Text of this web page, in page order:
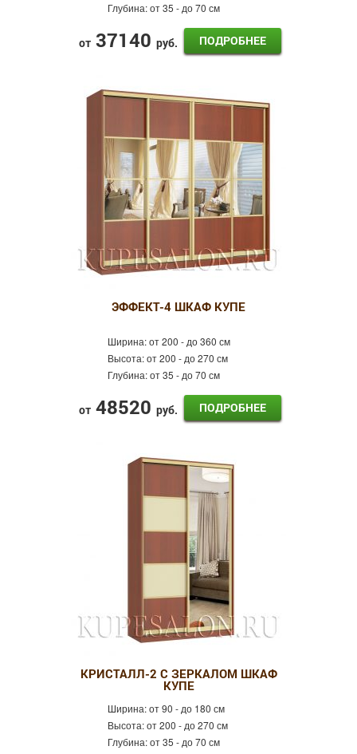
Глубина:от 35 - до 70 см
от 37140 руб. ПОДРОБНЕЕ
ЭФФЕКТ-4 ШКАФ КУПЕ
Ширина:от 200 - до 360 см
Высота:от 200 - до 270 см
Глубина:от 35 - до 70 см
от 48520 руб. ПОДРОБНЕЕ
КРИСТАЛЛ-2 С ЗЕРКАЛОМ ШКАФ
КУПЕ
Ширина:от 90 - до 180 см
Высота:от 200 - до 270 см
Глубина:от 35 - до 70 см